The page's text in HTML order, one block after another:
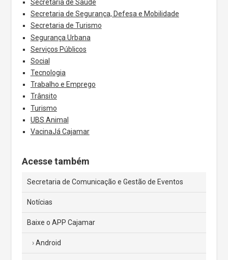
Secretaria de Saúde
Secretaria de Segurança, Defesa e Mobilidade
Secretaria de Turismo
Segurança Urbana
Serviços Públicos
Social
Tecnologia
Trabalho e Emprego
Trânsito
Turismo
UBS Animal
VacinaJá Cajamar
Acesse também
Secretaria de Comunicação e Gestão de Eventos
Notícias
Baixe o APP Cajamar
Android